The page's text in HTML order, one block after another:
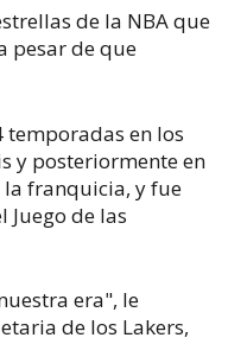
de la NBA que
pesar de que
en los
y posteriormente en
la franquicia, y fue
Juego de las
era", le
de los Lakers,